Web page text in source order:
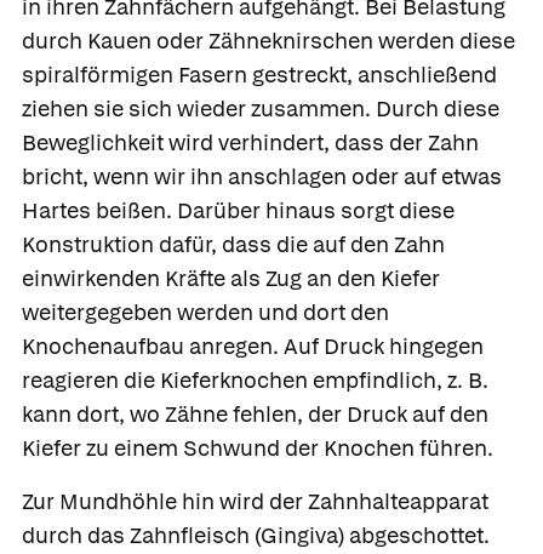
in ihren Zahnfächern aufgehängt. Bei Belastung
durch Kauen oder Zähneknirschen werden diese
spiralförmigen Fasern gestreckt, anschließend
ziehen sie sich wieder zusammen. Durch diese
Beweglichkeit wird verhindert, dass der Zahn
bricht, wenn wir ihn anschlagen oder auf etwas
Hartes beißen. Darüber hinaus sorgt diese
Konstruktion dafür, dass die auf den Zahn
einwirkenden Kräfte als Zug an den Kiefer
weitergegeben werden und dort den
Knochenaufbau anregen. Auf Druck hingegen
reagieren die Kieferknochen empfindlich, z. B.
kann dort, wo Zähne fehlen, der Druck auf den
Kiefer zu einem Schwund der Knochen führen.
Zur Mundhöhle hin wird der Zahnhalteapparat
durch das Zahnfleisch (Gingiva) abgeschottet.